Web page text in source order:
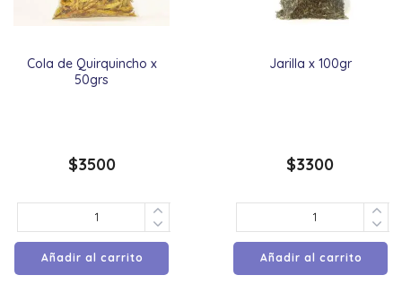
Cola de Quirquincho x
50grs
$3500
Añadir al carrito
Jarilla x 100gr
$3300
Añadir al carrito